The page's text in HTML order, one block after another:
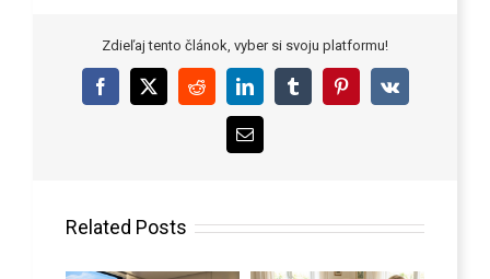
Zdieľaj tento článok, vyber si svoju platformu!
Facebook
X RedditLinkedInTumblrPinterest
Vk
Email
Related Posts